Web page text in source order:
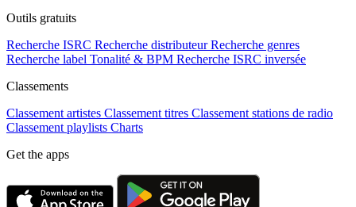
Outils gratuits
Recherche ISRC Recherche distributeur Recherche genres
Recherche label Tonalité & BPM Recherche ISRC inversée
Classements
Classement artistes Classement titres Classement stations de radio
Classement playlists Charts
Get the apps